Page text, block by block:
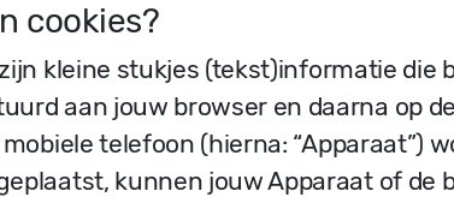
cookies?
kleine stukjes (tekst)informatie die
aan jouw browser en daarna op
telefoon (hierna: “Apparaat”)
kunnen jouw Apparaat of de